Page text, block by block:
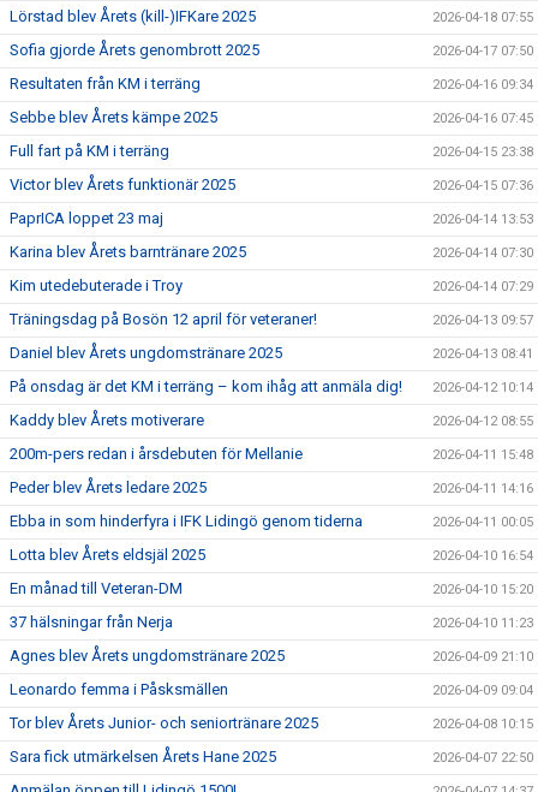
Lörstad blev Årets (kill-)IFKare 2025 2026-04-18 07:55
Sofia gjorde Årets genombrott 2025 2026-04-17 07:50
Resultaten från KM i terräng 2026-04-16 09:34
Sebbe blev Årets kämpe 2025 2026-04-16 07:45
Full fart på KM i terräng 2026-04-15 23:38
Victor blev Årets funktionär 2025 2026-04-15 07:36
PaprICA loppet 23 maj 2026-04-14 13:53
Karina blev Årets barntränare 2025 2026-04-14 07:30
Kim utedebuterade i Troy 2026-04-14 07:29
Träningsdag på Bosön 12 april för veteraner! 2026-04-13 09:57
Daniel blev Årets ungdomstränare 2025 2026-04-13 08:41
På onsdag är det KM i terräng – kom ihåg att anmäla dig! 2026-04-12 10:14
Kaddy blev Årets motiverare 2026-04-12 08:55
200m-pers redan i årsdebuten för Mellanie 2026-04-11 15:48
Peder blev Årets ledare 2025 2026-04-11 14:16
Ebba in som hinderfyra i IFK Lidingö genom tiderna 2026-04-11 00:05
Lotta blev Årets eldsjäl 2025 2026-04-10 16:54
En månad till Veteran-DM 2026-04-10 15:20
37 hälsningar från Nerja 2026-04-10 11:23
Agnes blev Årets ungdomstränare 2025 2026-04-09 21:10
Leonardo femma i Påsksmällen 2026-04-09 09:04
Tor blev Årets Junior- och seniortränare 2025 2026-04-08 10:15
Sara fick utmärkelsen Årets Hane 2025 2026-04-07 22:50